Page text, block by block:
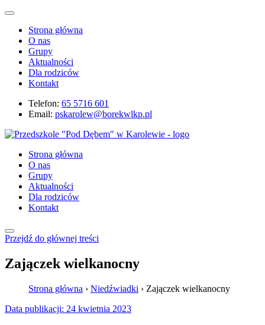
Strona główna
O nas
Grupy
Aktualności
Dla rodziców
Kontakt
Telefon: 65 5716 601
Email: pskarolew@borekwlkp.pl
Strona główna
O nas
Grupy
Aktualności
Dla rodziców
Kontakt
Przejdź do głównej treści
Zajączek wielkanocny
Strona główna › Niedźwiadki › Zajączek wielkanocny
Data publikacji: 24 kwietnia 2023